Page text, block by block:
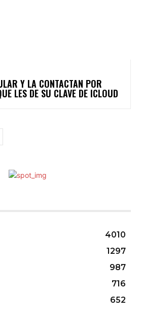
Y LA CONTACTAN POR
LES DE SU CLAVE DE ICLOUD
4010
1297
987
716
652